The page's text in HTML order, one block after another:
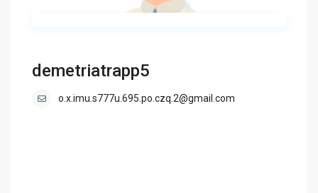
demetriatrapp5
o.x.imu.s777u.695.po.czq.2@gmail.com